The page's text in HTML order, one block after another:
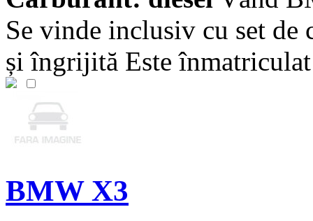
Se vinde inclusiv cu set de
și îngrijită Este
BMW X3